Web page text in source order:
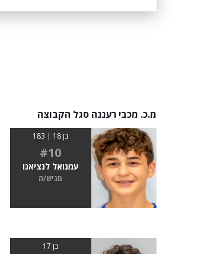
מ.כ. מכבי רעננה סגל הקבוצה
בן 18 | 183
#10
עמנואל לנציאנו
מגיש/ה
בן 17